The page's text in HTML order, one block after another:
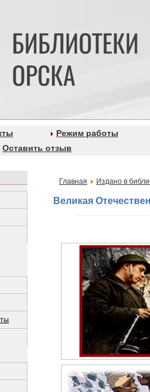
Режим работы
Оставить отзыв
Главная Издано в
Великая